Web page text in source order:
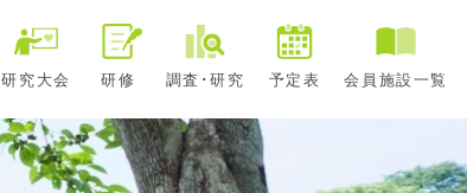
研究大会 研修 調査･研究 予定表 会員施設一覧